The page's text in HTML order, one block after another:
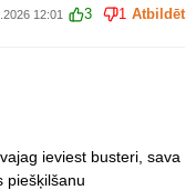
12:01 3 1 Atbildēt
ieviest busteri, sava
piešķilšanu